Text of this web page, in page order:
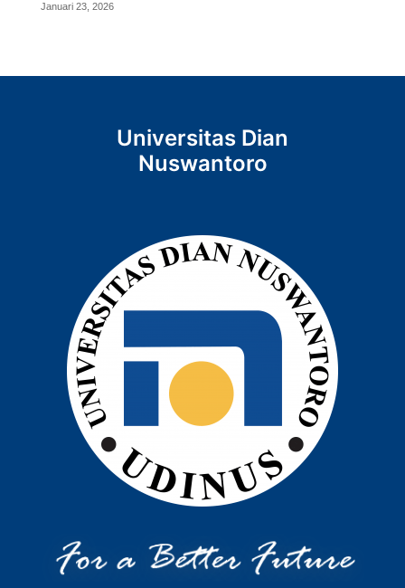
Januari 23, 2026
Universitas Dian
Nuswantoro